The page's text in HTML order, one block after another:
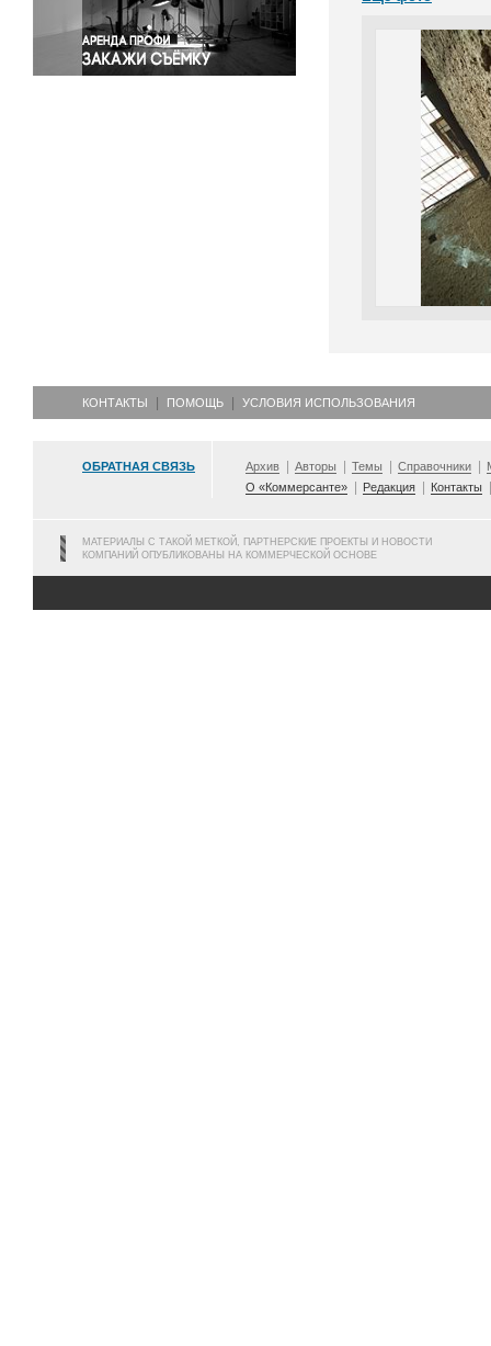
Экономика и бизнес
КОНТАКТЫ ПОМОЩЬ УСЛОВИЯ ИСПОЛЬЗОВАНИЯ
ОБРАТНАЯ СВЯЗЬ Архив Авторы Темы Справочники
О «Коммерсанте»
Редакция Контакты
МАТЕРИАЛЫ С ТАКОЙ МЕТКОЙ, ПАРТНЕРСКИЕ ПРОЕКТЫ И НОВОСТИ
КОМПАНИЙ ОПУБЛИКОВАНЫ НА КОММЕРЧЕСКОЙ ОСНОВЕ